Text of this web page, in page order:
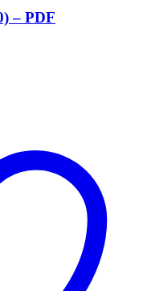
– PDF